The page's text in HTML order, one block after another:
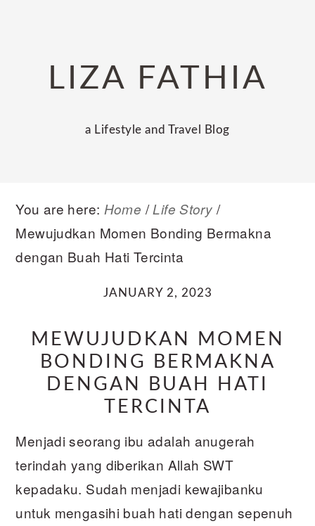
navigationLIZA FATHIA
a Lifestyle and Travel Blog
You are here: Home / Life Story /
Mewujudkan Momen Bonding Bermakna
dengan Buah Hati Tercinta
JANUARY 2, 2023
MEWUJUDKAN MOMEN
BONDING BERMAKNA
DENGAN BUAH HATI
TERCINTA
Menjadi seorang ibu adalah anugerah
terindah yang diberikan Allah SWT
kepadaku. Sudah menjadi kewajibanku
untuk mengasihi buah hati dengan sepenuh